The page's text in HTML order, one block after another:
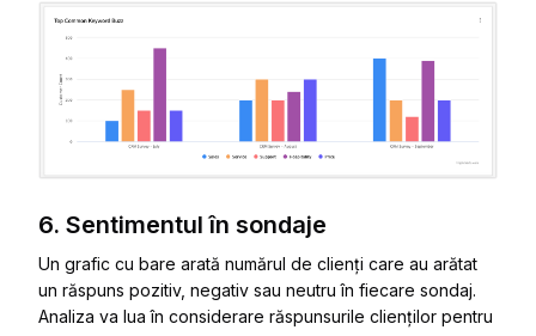
6. Sentimentul în sondaje
Un grafic cu bare arată numărul de clienți care au arătat
un răspuns pozitiv, negativ sau neutru în fiecare sondaj.
Analiza va lua în considerare răspunsurile clienților pentru